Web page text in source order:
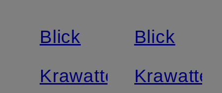
Blick
Krawatte
Blick
Krawatte